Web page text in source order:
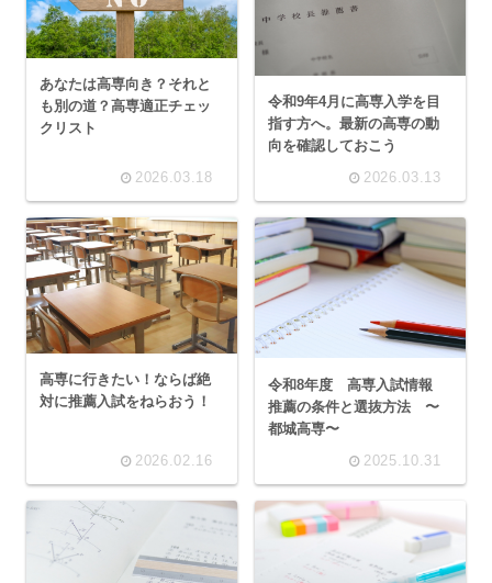
あなたは高専向き？それと
も別の道？高専適正チェッ
クリスト
2026.03.18
令和9年4月に高専入学を目
指す方へ。最新の高専の動
向を確認しておこう
2026.03.13
高専に行きたい！ならば絶
対に推薦入試をねらおう！
2026.02.16
令和8年度 高専入試情報
推薦の条件と選抜方法 〜
都城高専〜
2025.10.31